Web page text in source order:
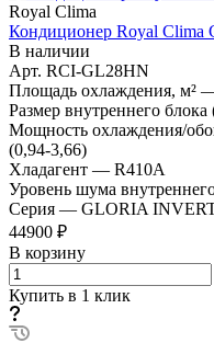
Royal Clima
Кондиционер Royal
В наличии
Арт. RCI-GL28HN
Площадь охлаждения, м²
Размер внутреннего
Мощность охлаждения/
(0,94-3,66)
Хладагент — R410A
Уровень шума
Серия — GLORIA
44900 ₽
В корзину
Купить в 1 клик